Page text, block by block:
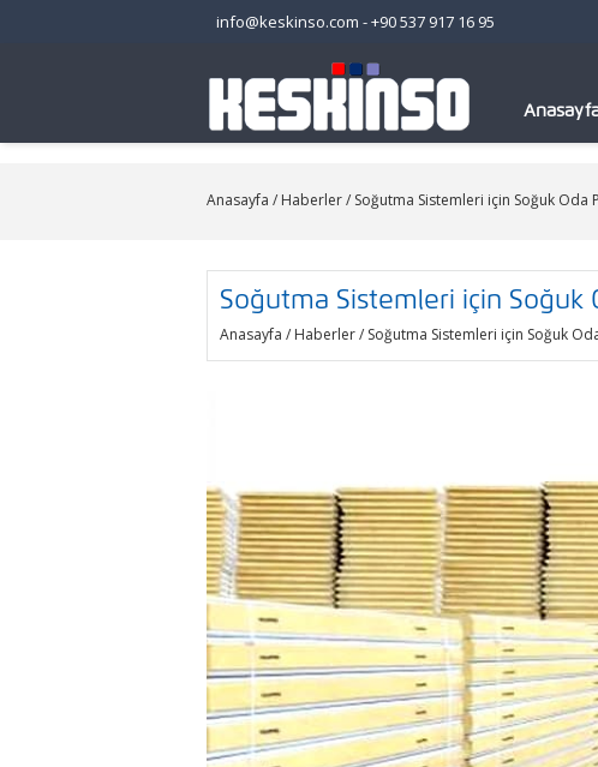
info@keskinso.com -+90 537 917 16 95
Anasayfa / Haberler/ Soğutma Sistemleri için Soğuk Oda
Soğutma Sistemleri için Soğuk
Anasayfa / Haberler/ Soğutma Sistemleri için Soğuk